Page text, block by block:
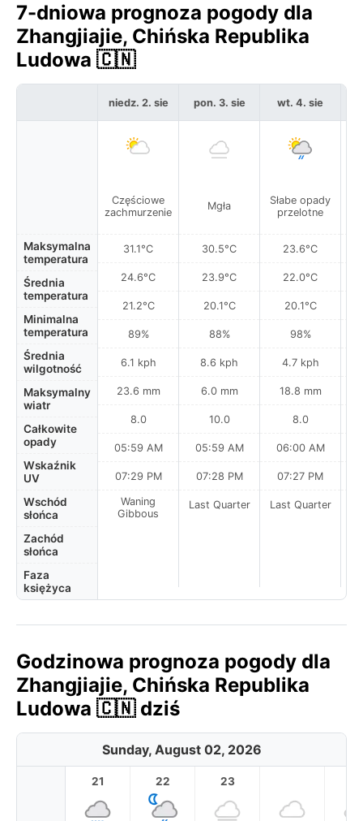
7-dniowa prognoza pogody dla
Zhangjiajie, Chińska Republika
Ludowa 🇨🇳
Maksymalna
temperatura
Średnia
temperatura
Minimalna
temperatura
Średnia
wilgotność
Maksymalny
wiatr
Całkowite
opady
Wskaźnik
UV
Wschód
słońca
Zachód
słońca
Faza
księżyca
niedz. 2. sie
Częściowe
zachmurzenie
31.1°C
24.6°C
21.2°C
89%
6.1 kph
23.6 mm
8.0
05:59 AM
07:29 PM
Waning
Gibbous
pon. 3. sie
Mgła
30.5°C
23.9°C
20.1°C
88%
8.6 kph
6.0 mm
10.0
05:59 AM
07:28 PM
Last Quarter
wt. 4. sie
Słabe opady
przelotne
23.6°C
22.0°C
20.1°C
98%
4.7 kph
18.8 mm
8.0
06:00 AM
07:27 PM
Last Quarter
Godzinowa prognoza pogody dla
Zhangjiajie, Chińska Republika
Ludowa 🇨🇳 dziś
Sunday, August 02, 2026
21 22 23